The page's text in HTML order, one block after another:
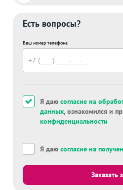
Есть вопросы?
Ваш номер телефона
Я даю согласие на
данных, ознакомился и
конфиденциальности
Я даю согласие на
Заказать